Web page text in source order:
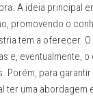
A ideia principal
promovendo o
tem a oferecer.
e, eventualmente,
Porém, para
ter uma abordagem